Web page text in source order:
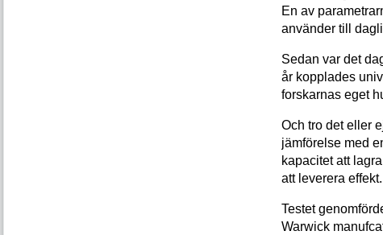
En av
använder till
Sedan var det
år kopplades
forskarnas eget
Och tro det eller
jämförelse med
kapacitet att
att leverera effekt.
Testet
Warwick